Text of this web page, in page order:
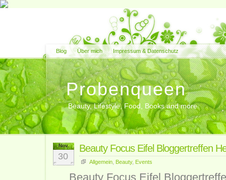
Blog Über mich Impressum & Datenschutz
Probenqueen
Beauty, Lifestyle, Food, Books and more
Nov.
30
Beauty Focus Eifel Bloggertreffen
Allgemein Beauty, Events
Beauty Focus Eifel